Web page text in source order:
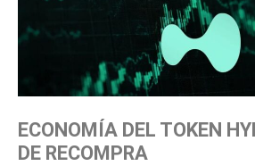
ECONOMÍA DEL TOKEN
DE RECOMPRA